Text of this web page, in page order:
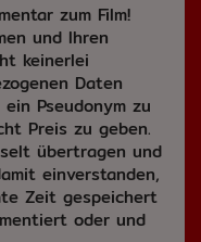
zum Film!
und Ihren
keinerlei
Daten
Pseudonym zu
Preis zu geben.
übertragen und
einverstanden,
Zeit gespeichert
oder und